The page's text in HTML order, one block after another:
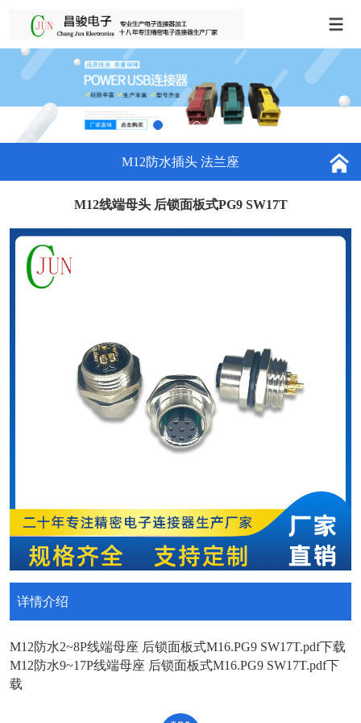
M12防水插头 法兰座
M12线端母头 后锁面板式PG9 SW17T
详情介绍
M12防水2~8P线端母座 后锁面板式M16.PG9 SW17T.pdf下载
M12防水9~17P线端母座 后锁面板式M16.PG9 SW17T.pdf下
载